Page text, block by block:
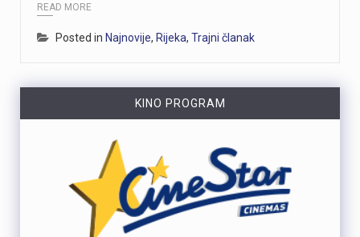
READ MORE
Posted in Najnovije, Rijeka, Trajni članak
KINO PROGRAM